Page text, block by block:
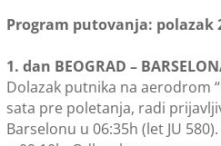
Program putovanja: polazak
1. dan BEOGRAD –
Dolazak putnika na aerodrom
sata pre poletanja, radi
Barselonu u 06:35h (let JU